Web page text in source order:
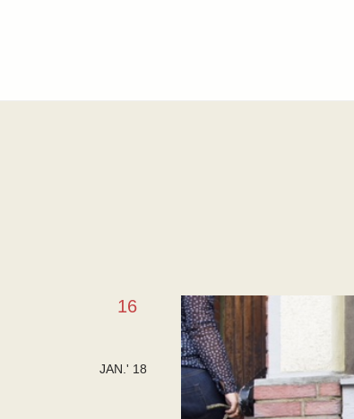
16
JAN.' 18